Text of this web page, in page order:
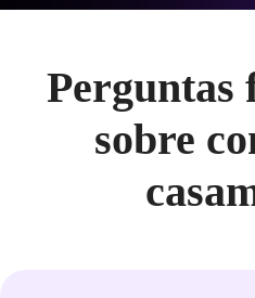
Perguntas
sobre